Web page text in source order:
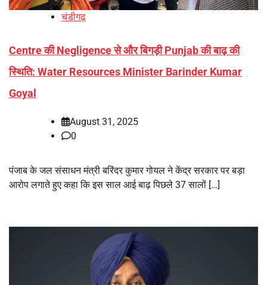
चंडीगढ़
Centre की Negligence से और बिगड़ी Punjab की बाढ़ की
स्थिति: Water Resources Minister Barinder Kumar
Goyal
August 31, 2025
0
पंजाब के जल संसाधन मंत्री बरिंदर कुमार गोयल ने केंद्र सरकार पर बड़ा
आरोप लगाते हुए कहा कि इस साल आई बाढ़ पिछले 37 सालों […]